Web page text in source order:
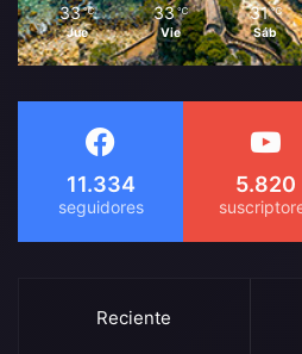
33 ℃
Jue
33 ℃
Vie
31 ℃
Sáb
11.334 5.820
Reciente